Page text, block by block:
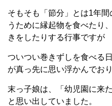
そもそも「節分」とは1年
うために縁起物を食べたり
きをしたりする行事ですが
ついつい巻きずしを食べる
が真っ先に思い浮かんでおり
末っ子娘は、「幼児園に来
と思い出していました。